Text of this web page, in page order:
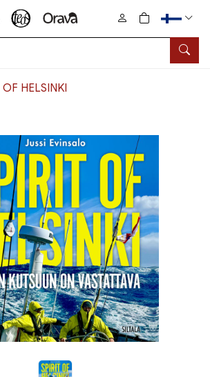
Hae
0
tuotetta
OF HELSINKI